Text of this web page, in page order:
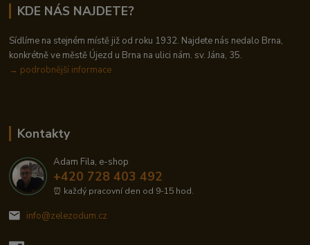
KDE NÁS NAJDETE?
Sídlíme na stejném místě již od roku 1932. Najdete nás nedalo Brna,
konkrétně ve městě Újezd u Brna na ulici nám. sv. Jána, 35.
→ podrobnější informace
Kontakty
Adam Fila, e-shop
+420 728 403 492
⏰ každý pracovní den od 9-15 hod.
info@zelezodum.cz